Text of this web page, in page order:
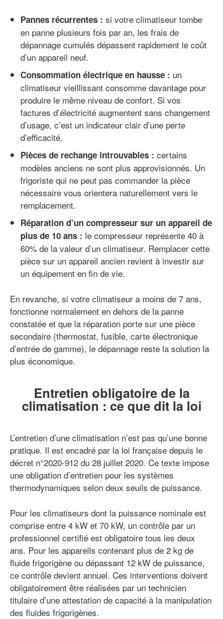
Pannes récurrentes : si votre climatiseur tombe
en panne plusieurs fois par an, les frais de
dépannage cumulés dépassent rapidement le coût
d’un appareil neuf.
Consommation électrique en hausse : un
climatiseur vieillissant consomme davantage pour
produire le même niveau de confort. Si vos
factures d’électricité augmentent sans changement
d’usage, c’est un indicateur clair d’une perte
d’efficacité.
Pièces de rechange introuvables : certains
modèles anciens ne sont plus approvisionnés. Un
frigoriste qui ne peut pas commander la pièce
nécessaire vous orientera naturellement vers le
remplacement.
Réparation d’un compresseur sur un appareil de
plus de 10 ans : le compresseur représente 40 à
60% de la valeur d’un climatiseur. Remplacer cette
pièce sur un appareil ancien revient à investir sur
un équipement en fin de vie.
En revanche, si votre climatiseur a moins de 7 ans,
fonctionne normalement en dehors de la panne
constatée et que la réparation porte sur une pièce
secondaire (thermostat, fusible, carte électronique
d’entrée de gamme), le dépannage reste la solution la
plus économique.
Entretien obligatoire de la
climatisation : ce que dit la loi
L’entretien d’une climatisation n’est pas qu’une bonne
pratique. Il est encadré par la loi française depuis le
décret n°2020-912 du 28 juillet 2020. Ce texte impose
une obligation d’entretien pour les systèmes
thermodynamiques selon deux seuils de puissance.
Pour les climatiseurs dont la puissance nominale est
comprise entre 4 kW et 70 kW, un contrôle par un
professionnel certifié est obligatoire tous les deux
ans. Pour les appareils contenant plus de 2 kg de
fluide frigorigène ou dépassant 12 kW de puissance,
ce contrôle devient annuel. Ces interventions doivent
obligatoirement être réalisées par un technicien
titulaire d’une attestation de capacité à la manipulation
des fluides frigorigènes.